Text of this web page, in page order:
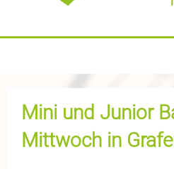
Mini und Junior
Mittwoch in